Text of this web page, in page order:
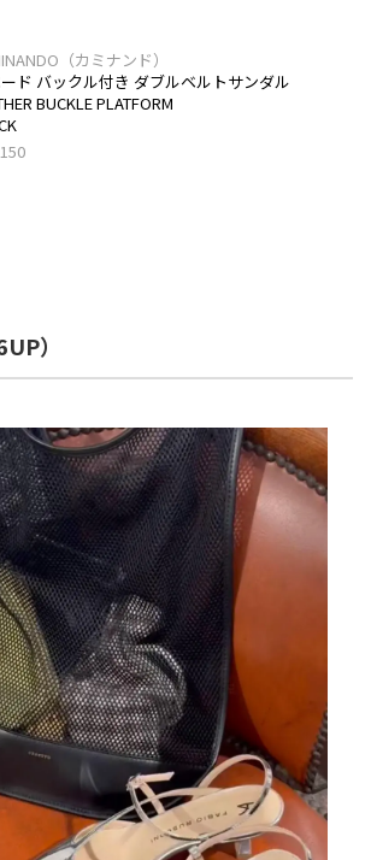
（カミナンド）
ド バックル付き ダブルベルトサンダル
BUCKLE PLATFORM
）